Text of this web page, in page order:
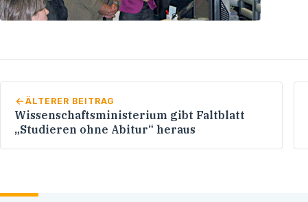
ÄLTERER BEITRAG
Wissenschaftsministerium gibt Faltblatt
„Studieren ohne Abitur“ heraus